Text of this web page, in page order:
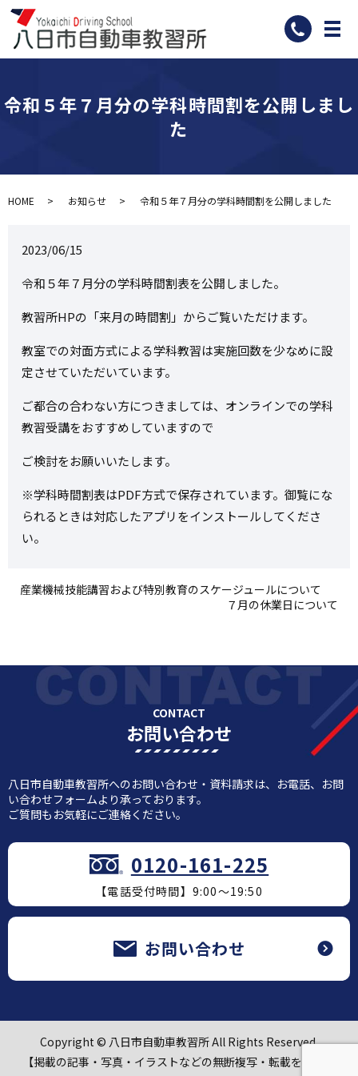
メ
令和５年７月分の学科時間割を公開しまし
た
HOME お知らせ 令和５年７月分の学科時間割を公開しました
2023/06/15
令和５年７月分の学科時間割表を公開しました。
教習所HPの「来月の時間割」からご覧いただけます。
教室での対面方式による学科教習は実施回数を少なめに設
定させていただいています。
ご都合の合わない方につきましては、オンラインでの学科
教習受講をおすすめしていますので
ご検討をお願いいたします。
※学科時間割表はPDF方式で保存されています。御覧にな
られるときは対応したアプリをインストールしてくださ
い。
産業機械技能講習および特別教育のスケージュールについて
７月の休業日について
CONTACT
お問い合わせ
八日市自動車教習所へのお問い合わせ・資料請求は、お電話、お問
い合わせフォームより承っております。
ご質問もお気軽にご連絡ください。
0120-161-225
【電話受付時間】9:00～19:50
お問い合わせ
Copyright © 八日市自動車教習所 All Rights Reserved.
【掲載の記事・写真・イラストなどの無断複写・転載を禁じま